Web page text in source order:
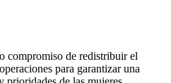
compromiso de redistribuir el
para garantizar una